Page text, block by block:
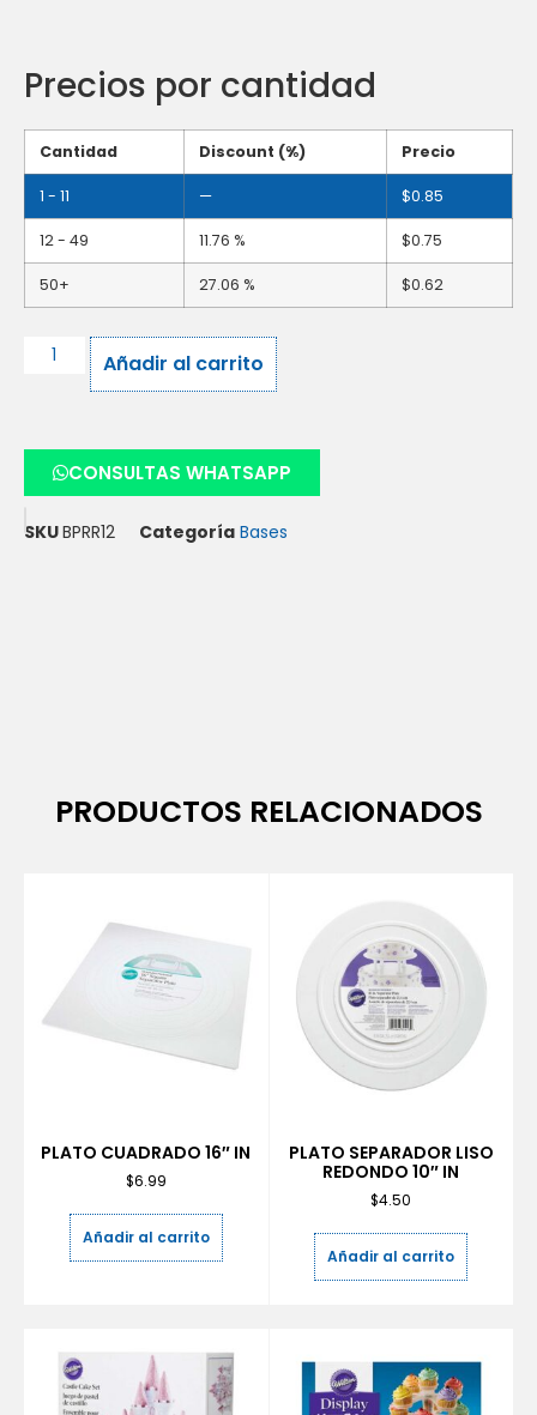
Precios por cantidad
Cantidad Discount (%) Precio
1 - 11 — $0.85
12 - 49 11.76 % $0.75
50+ 27.06 % $0.62
Añadir al carrito
CONSULTAS WHATSAPP
SKUBPRR12 Categoría Bases
PRODUCTOS RELACIONADOS
PLATO CUADRADO 16″ IN
$6.99
Añadir al carrito
PLATO SEPARADOR LISO
REDONDO 10″ IN
$4.50
Añadir al carrito